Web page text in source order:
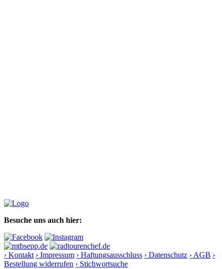
Besuche uns auch hier:
› Kontakt › Impressum › Haftungsausschluss › Datenschutz › AGB ›
Bestellung widerrufen › Stichwortsuche